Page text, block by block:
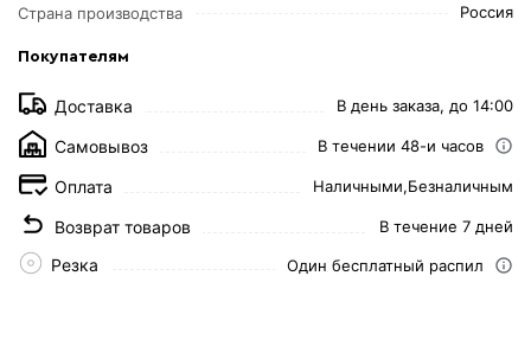
Страна производства
Россия
Покупателям
Доставка В день заказа, до 14:00
Самовывоз В течении 48-и часов
Оплата Наличными,Безналичным
Возврат товаров В течение 7 дней
Резка Один бесплатный распил